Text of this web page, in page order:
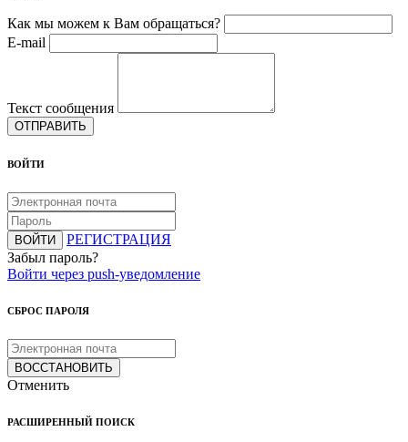
Как мы можем к Вам обращаться?
E-mail
Текст сообщения
ОТПРАВИТЬ
ВОЙТИ
ВОЙТИ
РЕГИСТРАЦИЯ
Забыл пароль?
Войти через push-уведомление
СБРОС ПАРОЛЯ
ВОССТАНОВИТЬ
Отменить
РАСШИРЕННЫЙ ПОИСК